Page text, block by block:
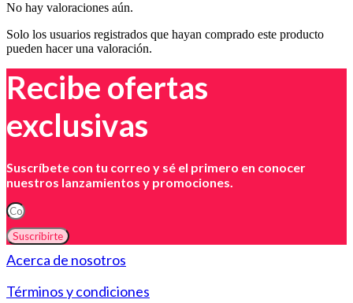
No hay valoraciones aún.
Solo los usuarios registrados que hayan comprado este producto
pueden hacer una valoración.
Recibe ofertas
exclusivas
Suscríbete con tu correo y sé el primero en conocer
nuestros lanzamientos y promociones.
Suscribirte
Acerca de nosotros
Términos y condiciones